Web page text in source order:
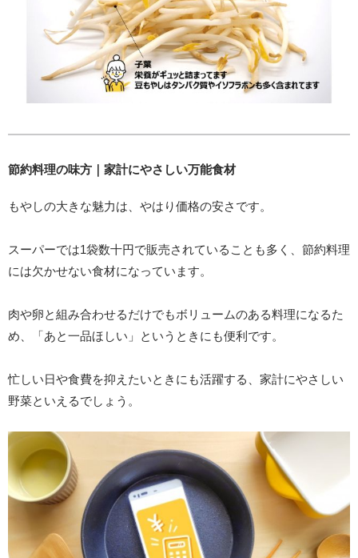
節約料理の味方｜家計にやさしい万能食材
もやしの大きな魅力は、やはり価格の安さです。
スーパーでは1袋数十円で販売されていることも多く、節約料理
には欠かせない食材になっています。
肉や卵と組み合わせるだけでもボリュームのある料理になるた
め、「あと一品ほしい」というときにも便利です。
忙しい日や食費を抑えたいときにも活躍する、家計にやさしい
野菜といえるでしょう。